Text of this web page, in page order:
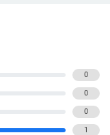
0
0
0
1